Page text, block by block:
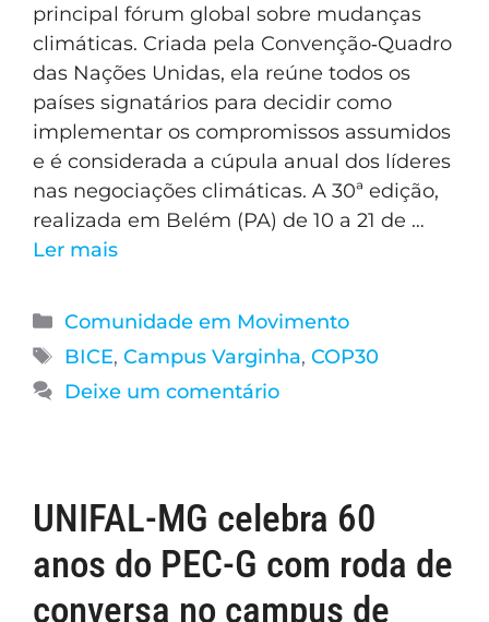
principal fórum global sobre mudanças
climáticas. Criada pela Convenção‑Quadro
das Nações Unidas, ela reúne todos os
países signatários para decidir como
implementar os compromissos assumidos
e é considerada a cúpula anual dos líderes
nas negociações climáticas. A 30ª edição,
realizada em Belém (PA) de 10 a 21 de …
Ler mais
Comunidade em Movimento
BICE, Campus Varginha, COP30
Deixe um comentário
UNIFAL-MG celebra 60
anos do PEC-G com roda de
conversa no campus de